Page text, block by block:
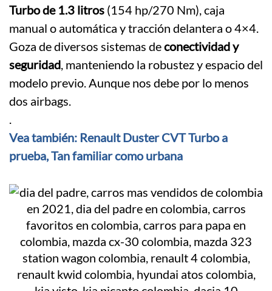
Turbo de 1.3 litros (154 hp/270 Nm), caja
manual o automática y tracción delantera o 4×4.
Goza de diversos sistemas deconectividad y
seguridad, manteniendo la robustez y espacio del
modelo previo. Aunque nos debe por lo menos
dos airbags.
.
Vea también: Renault Duster CVT Turbo a
prueba, Tan familiar como urbana